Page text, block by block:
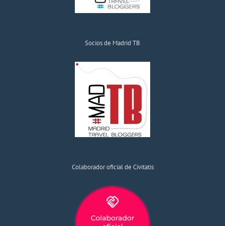
Socios de Madrid TB
Colaborador oficial de Civitatis